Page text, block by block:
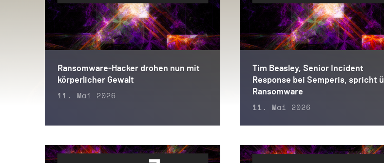
Ransomware-Hacker drohen nun mit
körperlicher Gewalt
11. Mai 2026
Tim Beasley, Senior Incident
Response bei Semperis, spricht
Ransomware
11. Mai 2026